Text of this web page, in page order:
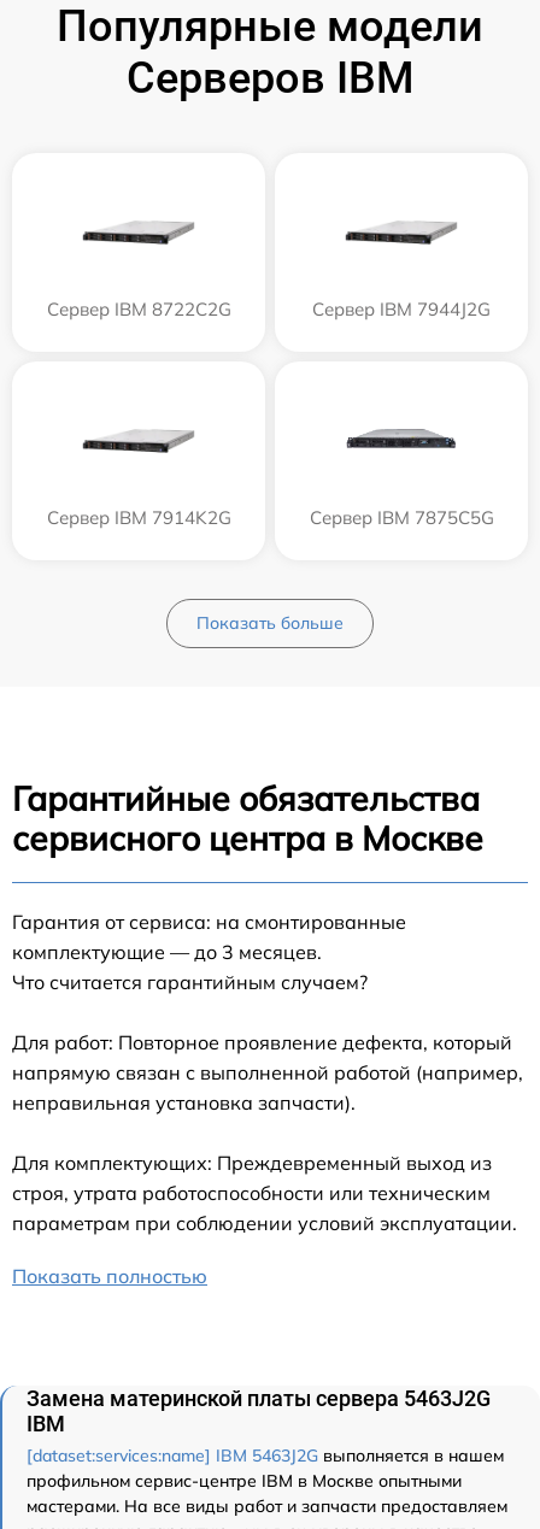
Популярные модели
Серверов IBM
Сервер IBM 8722C2G Сервер IBM 7944J2G
Сервер IBM 7914K2G Сервер IBM 7875C5G
Показать больше
Гарантийные обязательства
сервисного центра в Москве
Гарантия от сервиса: на смонтированные
комплектующие — до 3 месяцев.
Что считается гарантийным случаем?
Для работ: Повторное проявление дефекта, который
напрямую связан с выполненной работой (например,
неправильная установка запчасти).
Для комплектующих: Преждевременный выход из
строя, утрата работоспособности или техническим
параметрам при соблюдении условий эксплуатации.
Показать полностью
Замена материнской платы сервера 5463J2G
IBM
[dataset:services:name] IBM 5463J2G выполняется в нашем
профильном сервис-центре IBM в Москве опытными
мастерами. На все виды работ и запчасти предоставляем